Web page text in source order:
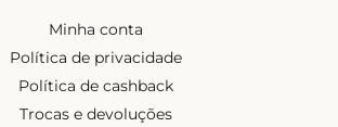
Minha conta
Política de privacidade
Política de cashback
Trocas e devoluções